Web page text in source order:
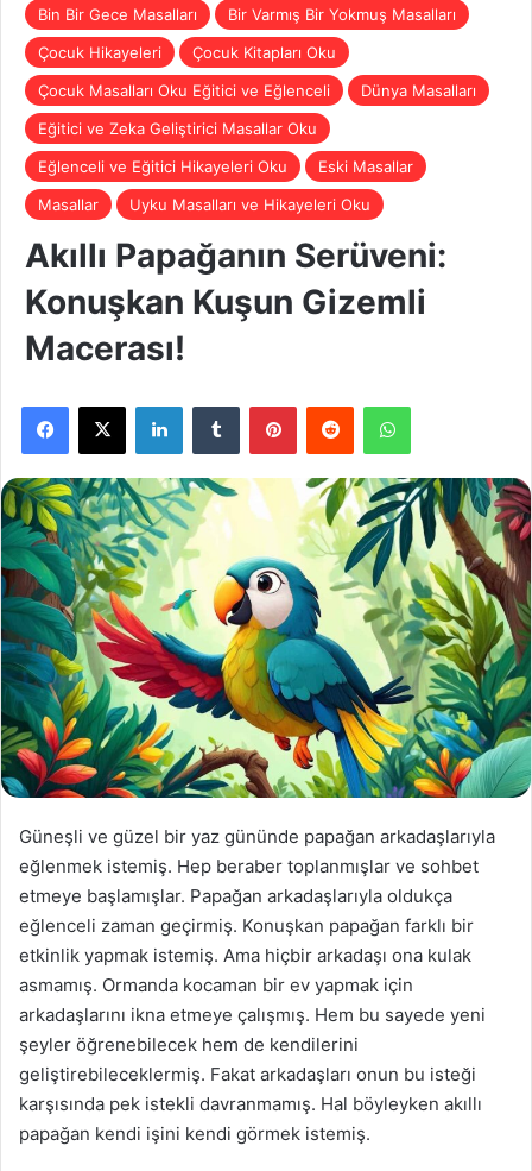
Bin Bir Gece Masalları
Bir Varmış Bir Yokmuş Masalları
Çocuk Hikayeleri
Çocuk Kitapları Oku
Çocuk Masalları Oku Eğitici ve Eğlenceli
Dünya Masalları
Eğitici ve Zeka Geliştirici Masallar Oku
Eğlenceli ve Eğitici Hikayeleri Oku
Eski Masallar
Masallar
Uyku Masalları ve Hikayeleri Oku
Akıllı Papağanın Serüveni:
Konuşkan Kuşun Gizemli
Macerası!
Facebook
X LinkedInTumblr PinterestReddit WhatsApp
Güneşli ve güzel bir yaz gününde papağan arkadaşlarıyla
eğlenmek istemiş. Hep beraber toplanmışlar ve sohbet
etmeye başlamışlar. Papağan arkadaşlarıyla oldukça
eğlenceli zaman geçirmiş. Konuşkan papağan farklı bir
etkinlik yapmak istemiş. Ama hiçbir arkadaşı ona kulak
asmamış. Ormanda kocaman bir ev yapmak için
arkadaşlarını ikna etmeye çalışmış. Hem bu sayede yeni
şeyler öğrenebilecek hem de kendilerini
geliştirebileceklermiş. Fakat arkadaşları onun bu isteği
karşısında pek istekli davranmamış. Hal böyleyken akıllı
papağan kendi işini kendi görmek istemiş.